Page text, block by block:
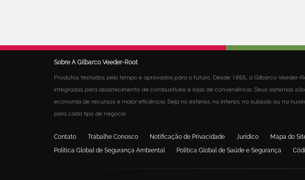
Sobre A Gilbarco Veeder-Root
Produtos testados pelo tempo e aprovados para o futuro. Desde 1865, a Gilbarco Veeder-
integradas para abastecimento de combustíveis e lojas de conveniência. Seus sistemas
economia de recursos e maior eficiência. Seja no exterior, no interior, no subsolo ou na
para cada tipo de negócio
Contato Trabalhe Conosco Notificação de Privacidade Jurídico Mapa do
Política Global de Segurança Ambiental
Política Global de Saúde e Segurança